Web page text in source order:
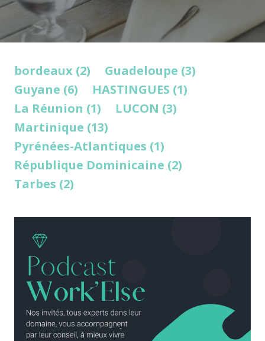
bordeaux (2)
Guadeloupe (3)
Guyane (6)
HASTINGUES (1)
La Réunion (1)
LUCON (3)
Martinique (13)
Pyrénées-Atlantiques (1)
République Dominicaine (2)
Tarbes (2)